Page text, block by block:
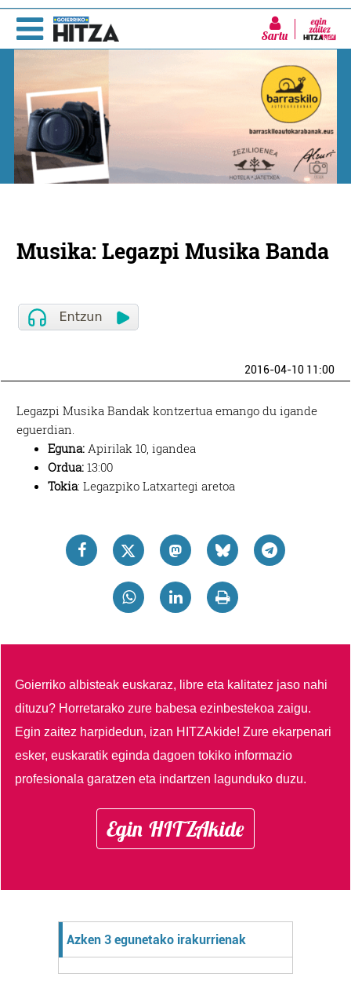
Sartu
Musika: Legazpi Musika Banda
2016-04-10 11:00
Legazpi Musika Bandak kontzertua emango du igande
eguerdian.
Eguna: Apirilak 10, igandea
Ordua: 13:00
Tokia: Legazpiko Latxartegi aretoa
Goierriko albisteak euskaraz, libre eta kalitatez jaso nahi
dituzu? Horretarako zure babesa ezinbestekoa zaigu.
Egin zaitez harpidedun, izan HITZAkide!Zure ekarpenari
esker, euskaratik eginda dagoen tokiko informazio
profesionala garatzen eta indartzen lagunduko duzu.
Egin HITZAkide
Azken 3 egunetako irakurrienak